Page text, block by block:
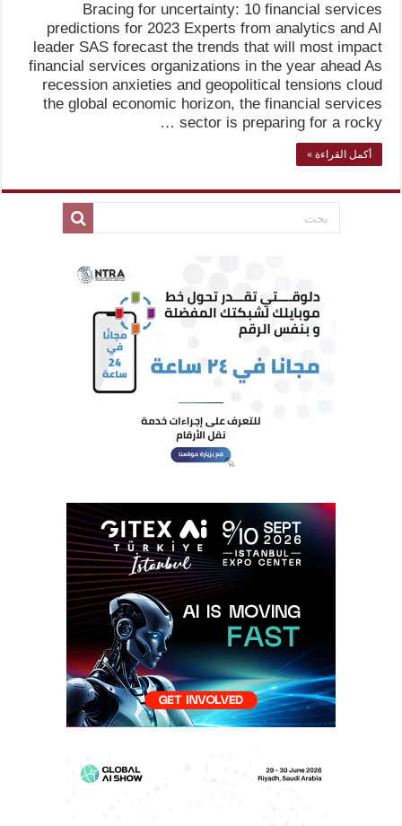
Bracing for uncertainty: 10 financial services
predictions for 2023 Experts from analytics and AI
leader SAS forecast the trends that will most impact
financial services organizations in the year ahead As
recession anxieties and geopolitical tensions cloud
the global economic horizon, the financial services
sector is preparing for a rocky …
أكمل القراءة »